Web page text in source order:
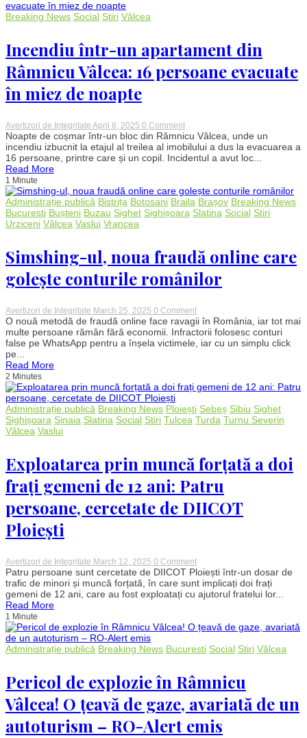
incendiu
violent
Breaking News Social Stiri Vâlcea
Incendiu într-un apartament din
Râmnicu Vâlcea: 16 persoane evacuate
în miez de noapte
Avertizori de Integritate April 8, 2025 0 Commenton
Incendiu
într-
un
apartament
Vâlcea:
16
persoane
de
noapte
Noapte de coșmar într-un bloc din Râmnicu Vâlcea, unde un
incendiu izbucnit la etajul al treilea al imobilului a dus la evacuarea a
16 persoane, printre care și un copil. Incidentul a avut loc...
Read More
1 Minute
Administrație publică Bistrița Botosani Braila Brașov Breaking News
Bucuresti Bușteni Buzau Sighet Sighișoara Slatina Social Stiri
Urziceni Vâlcea Vaslui Vrancea
Simshing-ul, noua fraudă online care
golește conturile românilor
Avertizori de Integritate March 25, 2025 0 Commenton
Simshing-
ul,
noua
fraudă
conturile
O nouă metodă de fraudă online face ravagii în România, iar tot mai
multe persoane rămân fără economii. Infractorii folosesc conturi
false pe WhatsApp pentru a înșela victimele, iar cu un simplu click
pe...
Read More
2 Minutes
Administrație publică Breaking News Ploiești Sebeș Sibiu Sighet
Sighișoara Sinaia Slatina Social Stiri Tulcea Turda Turnu Severin
Vâlcea Vaslui
Exploatarea prin muncă forțată a doi
frați gemeni de 12 ani: Patru
persoane, cercetate de DIICOT
Ploiești
Avertizori de Integritate March 12, 2025 0 Commenton
Exploatarea
prin
muncă
forțată
frați
de
persoane,
cercetate
de
DIICOT
Ploiești
Patru persoane sunt cercetate de DIICOT Ploiești într-un dosar de
trafic de minori și muncă forțată, în care sunt implicați doi frați
gemeni de 12 ani, care au fost exploatați cu ajutorul fratelui lor...
Read More
1 Minute
Administrație publică Breaking News Bucuresti Social Stiri Vâlcea
Pericol de explozie în Râmnicu
Vâlcea! O țeavă de gaze, avariată de un
autoturism – RO-Alert emis